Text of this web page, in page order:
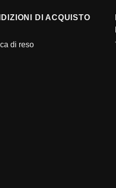
DI ACQUISTO
di reso